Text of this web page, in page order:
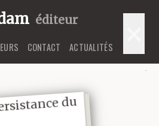
éditeur
CONTACT ACTUALITÉS